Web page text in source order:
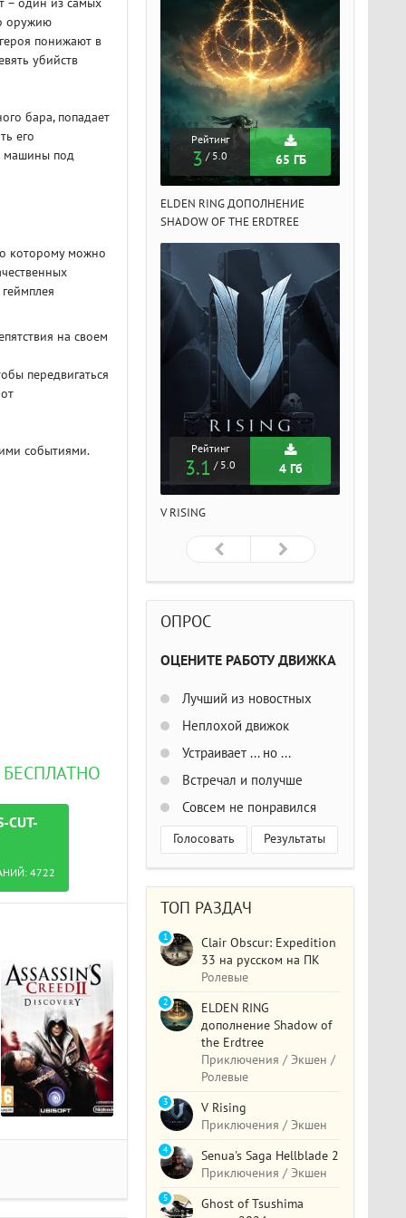
оружию
понижают в
убийств
бара, попадает
его
машины под
которому можно
на своем
передвигаться
событиями.
БЕСПЛАТНО
CUT-
4722
Рейтинг
3/ 5.0
Рейтинг
Рейтинг
3 / 5.0 65 ГБ
ELDEN RING ДОПОЛНЕНИЕ
SHADOW OF THE ERDTREE
Рейтинг
3.1 / 5.0 4 Гб
V RISING
ОПРОС
ОЦЕНИТЕ РАБОТУ ДВИЖКА
Лучший из новостных
Неплохой движок
Устраивает ... но ...
Встречал и получше
Совсем не понравился
Голосовать Результаты
ТОП РАЗДАЧ
Clair Obscur: Expedition
33 на русском на ПК
Ролевые
1
ELDEN RING
дополнение Shadow of
the Erdtree
Приключения / Экшен /
Ролевые
2
V Rising
Приключения / Экшен
3
Senua's Saga Hellblade 2
Приключения / Экшен
4
Ghost of Tsushima
5